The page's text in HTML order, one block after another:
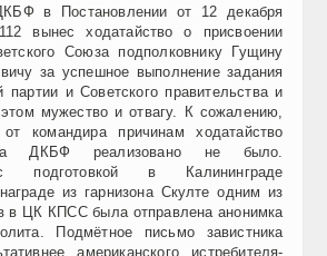
в Постановлении от 12 декабря
вынес ходатайство о присвоении
Союза подполковнику Гущину
за успешное выполнение задания
партии и Советского правительства и
мужество и отвагу. К сожалению,
командира причинам ходатайство
ДКБФ реализовано не было.
подготовкой в Калининграде
из гарнизона Скулте одним из
в ЦК КПСС была отправлена анонимка
Подмётное письмо завистника
американского истребителя-